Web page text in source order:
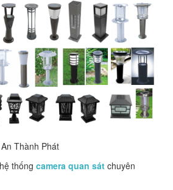
Thành Phát
thốngcamera quan sát chuyên